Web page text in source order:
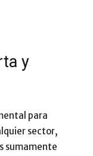
y
para
sector,
sumamente